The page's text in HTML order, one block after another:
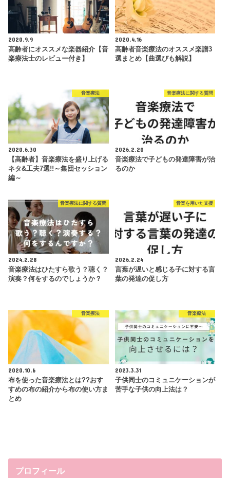
2020.9.9
高齢者にオススメな楽器紹介【音
楽療法士のレビュー付き】
2020.4.16
高齢者音楽療法のオススメ楽譜3
選まとめ【曲選びも解説】
音楽療法
2020.6.30
【高齢者】音楽療法を盛り上げる
ネタ&工夫7選!!～集団セッション
編～
音楽療法に関する質問
2026.2.20
音楽療法で子どもの発達障害が治
るのか
音楽療法に関する質問
2024.2.28
音楽療法はひたすら歌う？聴く？
演奏？何をするのでしょうか？
音楽を用いた支援
2026.2.24
言葉が遅いと感じる子に対する言
葉の発達の促し方
音楽療法
2020.10.6
布を使った音楽療法とは??おす
すめの布の紹介から布の使い方ま
とめ
音楽療法
2023.3.31
子供同士のコミュニケーションが
苦手な子供の向上法は？
プロフィール